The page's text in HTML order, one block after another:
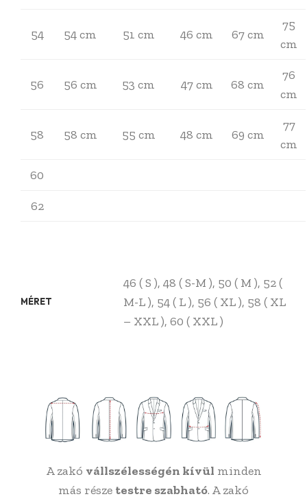
54 54 cm 51 cm 46 cm 67 cm
75
cm
56 56 cm 53 cm 47 cm 68 cm
76
cm
58 58 cm 55 cm 48 cm 69 cm
77
cm
60
62
MÉRET
46 ( S ), 48 ( S-M ), 50 ( M ), 52 (
M-L ), 54 ( L ), 56 ( XL ), 58 ( XL
– XXL ), 60 ( XXL )
A zakó vállszélességén kívül minden
más része testre szabható. A zakó